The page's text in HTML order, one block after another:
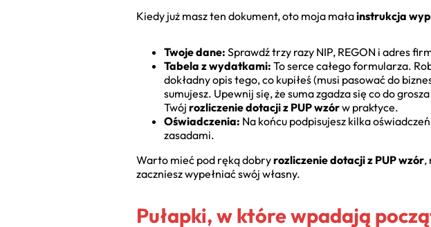
Kiedy już masz ten dokument, oto moja małainstrukcja
Twoje dane: Sprawdź trzy razy NIP, REGON i adres
Tabela z wydatkami: To serce całego formularza.
dokładny opis tego, co kupiłeś (musi pasować do
sumujesz. Upewnij się, że suma zgadza się co do
Twój rozliczenie dotacji z PUP wzórw praktyce.
Oświadczenia: Na końcu podpisujesz kilka
zasadami.
Warto mieć pod ręką dobryrozliczenie dotacji z PUP wzór,
zaczniesz wypełniać swój własny.
Pułapki, w które wpadają